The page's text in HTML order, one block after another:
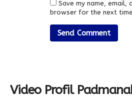
Save my name, email,
browser for the next
Video Profil